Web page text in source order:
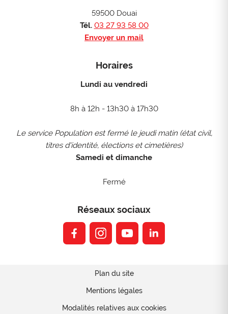
59500 Douai
Tél. 03 27 93 58 00
Envoyer un mail
Horaires
Lundi au vendredi
8h à 12h - 13h30 à 17h30
Le service Population est fermé le jeudi matin (état civil,
titres d'identité, élections et cimetières)
Samedi et dimanche
Fermé
Réseaux sociaux
Plan du site
Mentions légales
Modalités relatives aux cookies